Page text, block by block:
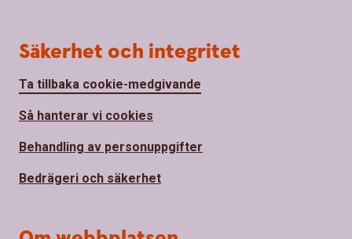
Säkerhet och integritet
Ta tillbaka cookie-medgivande
Så hanterar vi cookies
Behandling av personuppgifter
Bedrägeri och säkerhet